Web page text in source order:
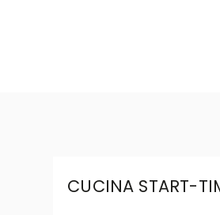
CUCINA START-